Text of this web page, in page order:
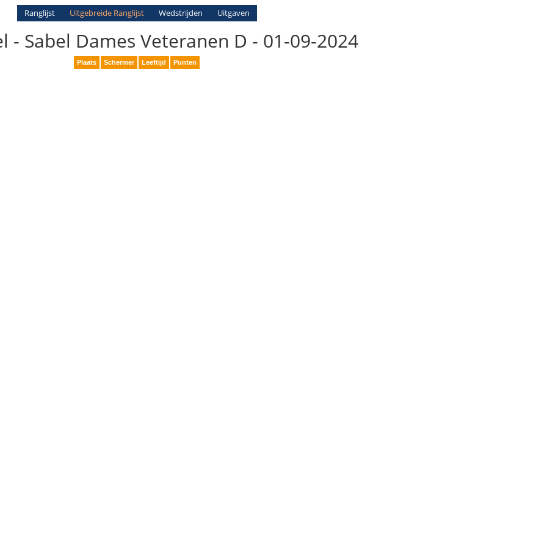
Ranglijst Uitgebreide Ranglijst Wedstrijden Uitgaven
- Sabel Dames Veteranen D - 01-09-2024
Plaats Schermer Leeftijd Punten